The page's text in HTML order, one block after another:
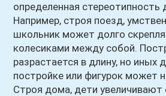
определенная стереотипность
Например, строя поезд,
школьник может долго
колесиками между собой.
разрастается в длину, но иных
постройке или фигурок может
Строя дома, дети увеличивают